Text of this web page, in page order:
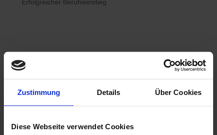
Zustimmung Details Über Cookies
Diese Webseite verwendet Cookies
 Bewerberhotline